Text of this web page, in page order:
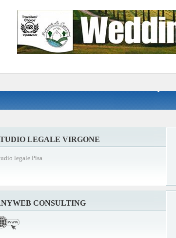
LEGALE VIRGONE
legale Pisa
CONSULTING